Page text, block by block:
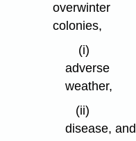
overwinter
colonies,
(i)
adverse
weather,
(ii)
disease, and